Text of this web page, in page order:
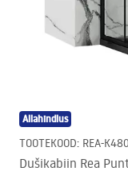
Allahindlus
TOOTEKOOD: REA-
Dušikabiin Rea